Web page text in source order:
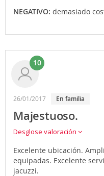
NEGATIVO: demasiado
10
26/01/2017 en familia
Majestuoso.
Desglose valoración
Excelente ubicación.
equipadas. Excelente
jacuzzi.